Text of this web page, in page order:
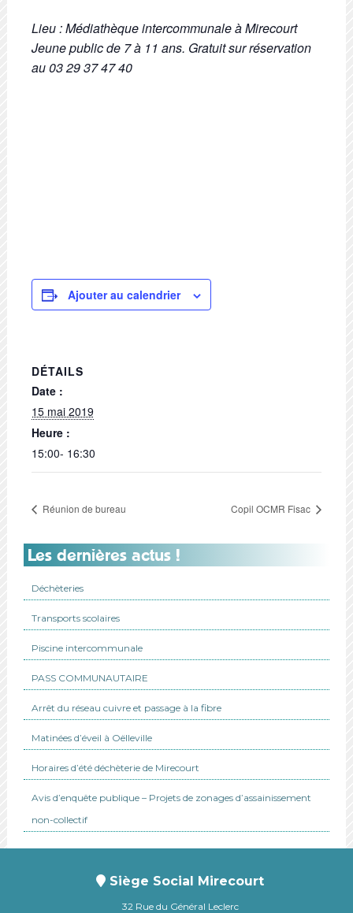
Lieu : Médiathèque intercommunale à Mirecourt
Jeune public de 7 à 11 ans. Gratuit sur réservation
au 03 29 37 47 40
Ajouter au calendrier
DÉTAILS
Date :
15 mai 2019
Heure :
15:00- 16:30
Réunion de bureau Copil OCMR Fisac
Les dernières actus !
Déchèteries
Transports scolaires
Piscine intercommunale
PASS COMMUNAUTAIRE
Arrêt du réseau cuivre et passage à la fibre
Matinées d’éveil à Oëlleville
Horaires d’été déchèterie de Mirecourt
Avis d’enquête publique – Projets de zonages d’assainissement
non-collectif
Siège Social Mirecourt
32 Rue du Général Leclerc